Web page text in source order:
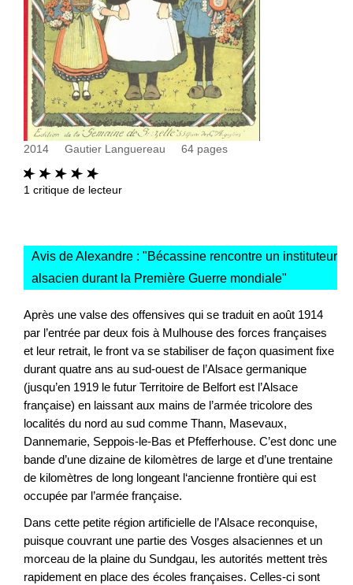
2014 Gautier Languereau 64 pages
1 critique de lecteur
Avis de Alexandre : "Bécassine rencontre un instituteur
alsacien durant la Première Guerre mondiale"
Après une valse des offensives qui se traduit en août 1914
par l’entrée par deux fois à Mulhouse des forces françaises
et leur retrait, le front va se stabiliser de façon quasiment fixe
durant quatre ans au sud-ouest de l’Alsace germanique
(jusqu’en 1919 le futur Territoire de Belfort est l’Alsace
française) en laissant aux mains de l’armée tricolore des
localités du nord au sud comme Thann, Masevaux,
Dannemarie, Seppois-le-Bas et Pfefferhouse. C’est donc une
bande d’une dizaine de kilomètres de large et d’une trentaine
de kilomètres de long longeant l‘ancienne frontière qui est
occupée par l’armée française.
Dans cette petite région artificielle de l’Alsace reconquise,
puisque couvrant une partie des Vosges alsaciennes et un
morceau de la plaine du Sundgau, les autorités mettent très
rapidement en place des écoles françaises. Celles-ci sont